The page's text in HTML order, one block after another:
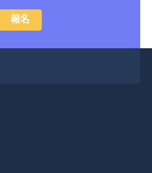
報名